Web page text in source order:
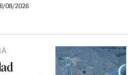
08/2026